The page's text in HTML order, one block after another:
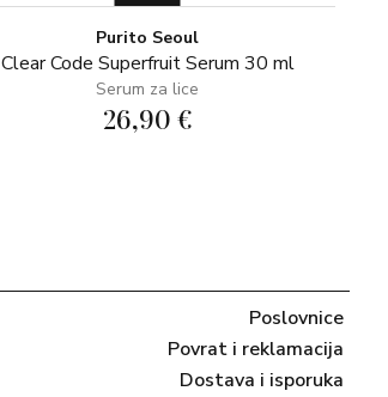
Purito Seoul
Clear Code Superfruit Serum 30 ml
Serum za lice
26,90 €
Poslovnice
Povrat i reklamacija
Dostava i isporuka